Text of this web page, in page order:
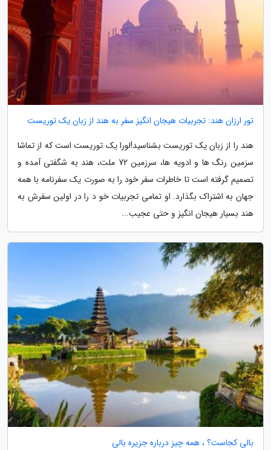
تور ارزان هند: تجربیات هیجان انگیز سفر به هند از زبان یک توریست
هند را از زبان یک توریست بشناسید!لورا یک توریست است که از تماشا
سزمین رنگ ها و ادویه ها، سرزمین 72 ملت، هند به شگفتی آمده و
تصمیم گرفته است تا خاطرات سفر خود را به صورت یک سفرنامه با همه
جهان به اشتراک بگذارد. او تمامی تجربیات خو د را در اولین سفرش به
هند بسیار هیجان انگیز و حتی عجیب...
بالی کجاست؟ ، همه چیز درباره جزیره بالی